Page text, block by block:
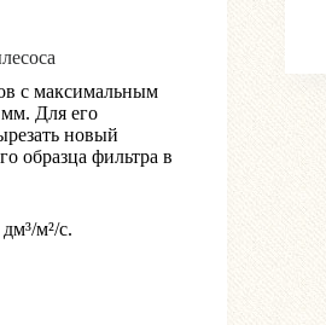
с максимальным
Для его
новый
образца фильтра в
м²/с.